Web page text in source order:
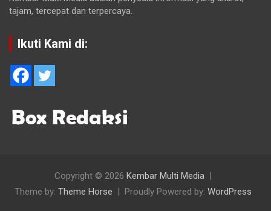
tajam, tercepat dan terpercaya.
Ikuti Kami di:
Copyright © 2026 Kembar Multi Media
Theme by: Theme Horse Proudly Powered by: WordPress